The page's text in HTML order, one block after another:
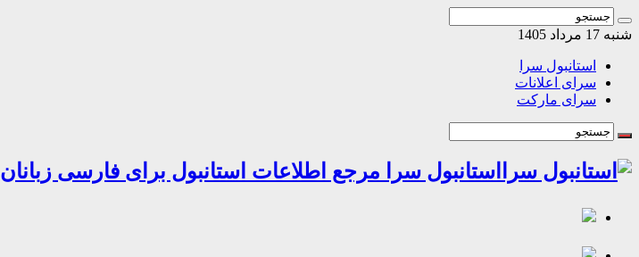
شنبه 17 مرداد 1405
استانبول سرا
سرای اعلانات
سرای مارکت
استانبول سرا مرجع اطلاعات استانبول برای فارسی زبانان